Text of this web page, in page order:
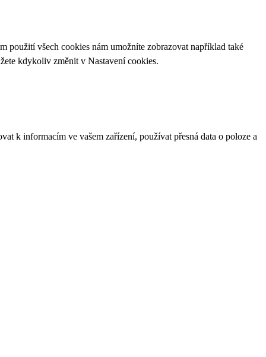
použití všech cookies nám umožníte zobrazovat například také
kdykoliv změnit v Nastavení cookies.
k informacím ve vašem zařízení, používat přesná data o poloze a